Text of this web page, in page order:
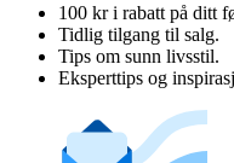
100 kr i rabatt på ditt
Tidlig tilgang til salg.
Tips om sunn livsstil.
Eksperttips og